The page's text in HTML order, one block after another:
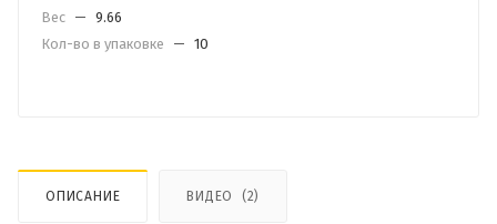
Вес — 9.66
Кол-во в упаковке
— 10
ОПИСАНИЕ ВИДЕО (2)